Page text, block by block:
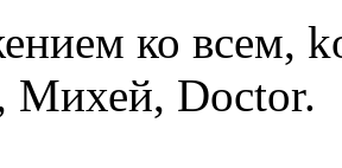
ко всем,
Doctor.